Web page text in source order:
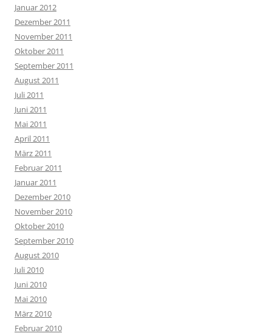
Januar 2012
Dezember 2011
November 2011
Oktober 2011
September 2011
August 2011
Juli 2011
Juni 2011
Mai 2011
April 2011
März 2011
Februar 2011
Januar 2011
Dezember 2010
November 2010
Oktober 2010
September 2010
August 2010
Juli 2010
Juni 2010
Mai 2010
März 2010
Februar 2010